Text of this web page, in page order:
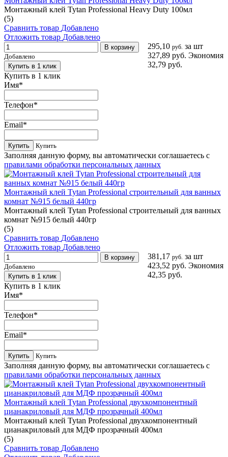
Монтажный клей Tytan Professional Heavy Duty 100мл
(5)
Сравнить товар Добавлено
Отложить товар Добавлено
295,10 руб. за шт
327,89 руб. Экономия
32,79 руб.
В корзину
Добавлено
Купить в 1 клик
Купить в 1 клик
Имя*
Телефон*
Email*
Купить Купить
Заполняя данную форму, вы автоматически соглашаетесь с
правилами обработки персональных данных
Монтажный клей Tytan Professional строительный для ванных
комнат №915 белый 440гр
Монтажный клей Tytan Professional строительный для ванных
комнат №915 белый 440гр
(5)
Сравнить товар Добавлено
Отложить товар Добавлено
381,17 руб. за шт
423,52 руб. Экономия
42,35 руб.
В корзину
Добавлено
Купить в 1 клик
Купить в 1 клик
Имя*
Телефон*
Email*
Купить Купить
Заполняя данную форму, вы автоматически соглашаетесь с
правилами обработки персональных данных
Монтажный клей Tytan Professional двухкомпонентный
цианакриловый для МДФ прозрачный 400мл
Монтажный клей Tytan Professional двухкомпонентный
цианакриловый для МДФ прозрачный 400мл
(5)
Сравнить товар Добавлено